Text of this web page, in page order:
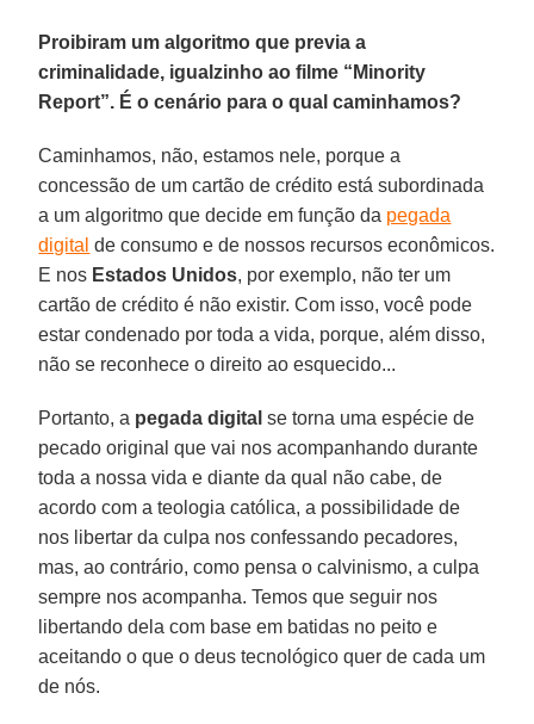
Proibiram um algoritmo que previa a
criminalidade, igualzinho ao filme “Minority
Report”. É o cenário para o qual caminhamos?
Caminhamos, não, estamos nele, porque a
concessão de um cartão de crédito está subordinada
a um algoritmo que decide em função da pegada
digital de consumo e de nossos recursos econômicos.
E nos Estados Unidos, por exemplo, não ter um
cartão de crédito é não existir. Com isso, você pode
estar condenado por toda a vida, porque, além disso,
não se reconhece o direito ao esquecido...
Portanto, a pegada digital se torna uma espécie de
pecado original que vai nos acompanhando durante
toda a nossa vida e diante da qual não cabe, de
acordo com a teologia católica, a possibilidade de
nos libertar da culpa nos confessando pecadores,
mas, ao contrário, como pensa o calvinismo, a culpa
sempre nos acompanha. Temos que seguir nos
libertando dela com base em batidas no peito e
aceitando o que o deus tecnológico quer de cada um
de nós.